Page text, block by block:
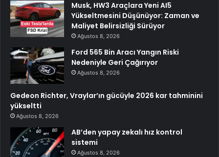
Musk, HW3 Araçlara Yeni AI5
Yükseltmesini Düşünüyor: Zaman ve
Maliyet Belirsizliği Sürüyor
Ağustos 8, 2026
Ford 565 Bin Aracı Yangın Riski
Nedeniyle Geri Çağırıyor
Ağustos 8, 2026
Gedeon Richter, Vraylar’ın gücüyle 2026 kar tahminini
yükseltti
Ağustos 8, 2026
AB’den yapay zekalı hız kontrol
sistemi
Ağustos 8, 2026